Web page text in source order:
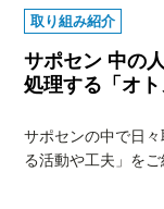
取り組み紹介
サポセン 中の
処理する「オト
サポセンの中で日
る活動や工夫」をご